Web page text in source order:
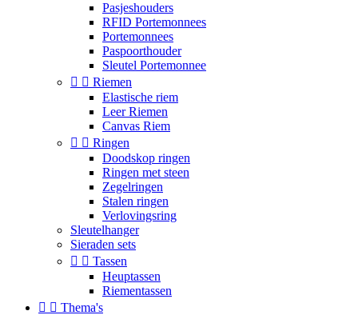
Pasjeshouders
RFID Portemonnees
Portemonnees
Paspoorthouder
Sleutel Portemonnee
  Riemen
Elastische riem
Leer Riemen
Canvas Riem
  Ringen
Doodskop ringen
Ringen met steen
Zegelringen
Stalen ringen
Verlovingsring
Sleutelhanger
Sieraden sets
  Tassen
Heuptassen
Riementassen
  Thema's